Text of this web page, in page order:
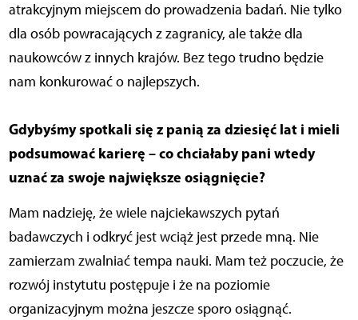
atrakcyjnym miejscem do prowadzenia badań. Nie tylko
dla osób powracających z zagranicy, ale także dla
naukowców z innych krajów. Bez tego trudno będzie
nam konkurować o najlepszych.
Gdybyśmy spotkali się z panią za dziesięć lat i mieli
podsumować karierę – co chciałaby pani wtedy
uznać za swoje największe osiągnięcie?
Mam nadzieję, że wiele najciekawszych pytań
badawczych i odkryć jest wciąż jest przede mną. Nie
zamierzam zwalniać tempa nauki. Mam też poczucie, że
rozwój instytutu postępuje i że na poziomie
organizacyjnym można jeszcze sporo osiągnąć.